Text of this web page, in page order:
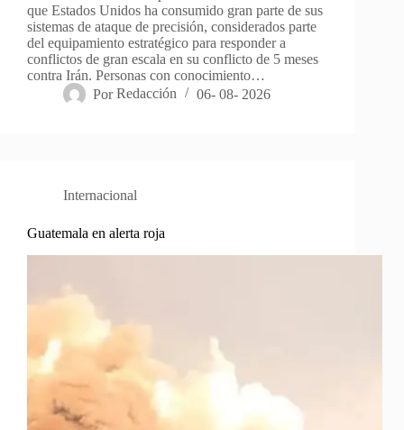
que Estados Unidos ha consumido gran parte de sus
sistemas de ataque de precisión, considerados parte
del equipamiento estratégico para responder a
conflictos de gran escala en su conflicto de 5 meses
contra Irán. Personas con conocimiento…
Por Redacción 06- 08- 2026
Internacional
Guatemala en alerta roja